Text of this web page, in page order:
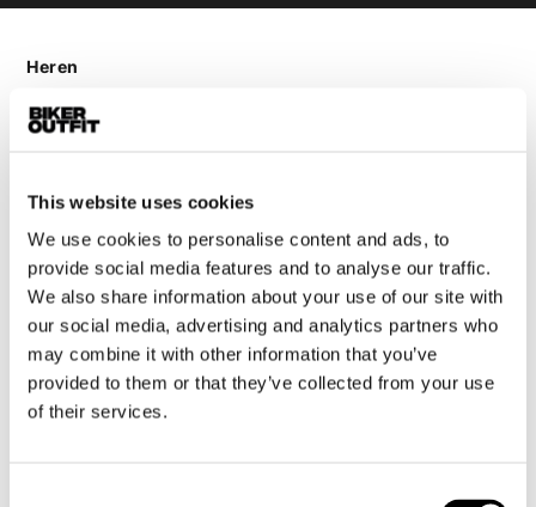
This website uses cookies
We use cookies to personalise content and ads, to
provide social media features and to analyse our traffic.
We also share information about your use of our site with
our social media, advertising and analytics partners who
may combine it with other information that you’ve
provided to them or that they’ve collected from your use
of their services.
Heren
Motorjas heren
Motorpak heren
Motorjeans heren
Motorhoodie heren
Motorhelm heren
Motorhandschoenen heren